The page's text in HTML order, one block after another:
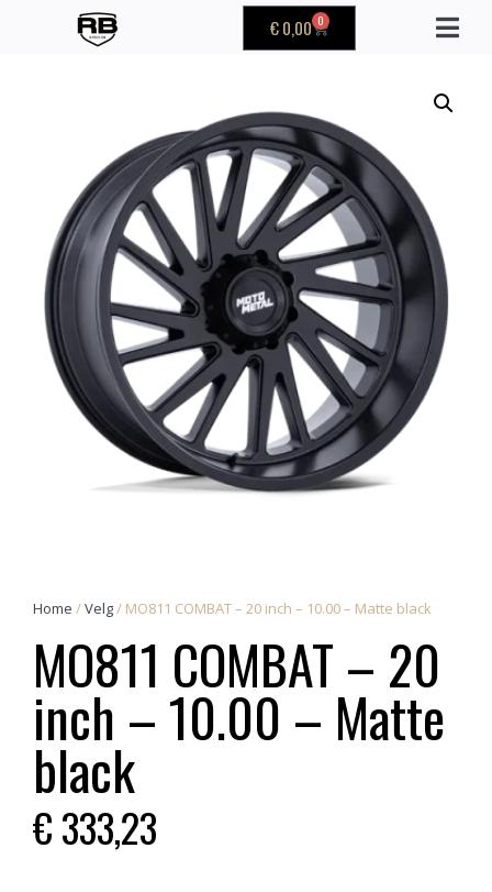
€0,00 0
Home /Velg/ MO811 COMBAT – 20 inch – 10.00 – Matte black
MO811 COMBAT – 20
inch – 10.00 – Matte
black
€333,23